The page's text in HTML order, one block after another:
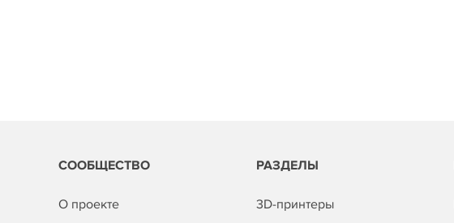
СООБЩЕСТВО
О проекте
РАЗДЕЛЫ
3D-принтеры